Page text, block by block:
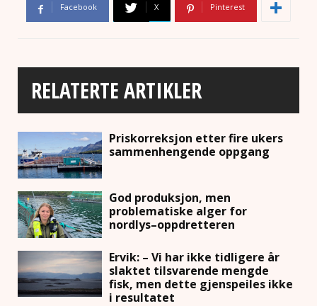
Facebook X Pinterest
RELATERTE ARTIKLER
Priskorreksjon etter fire ukers
sammenhengende oppgang
God produksjon, men
problematiske alger for
nordlys–oppdretteren
Ervik: – Vi har ikke tidligere år
slaktet tilsvarende mengde
fisk, men dette gjenspeiles ikke
i resultatet